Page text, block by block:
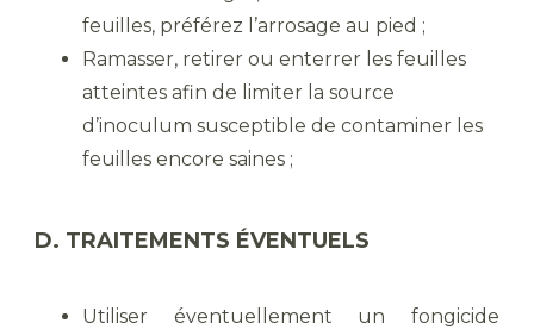
feuilles, préférez l’arrosage au pied ;
Ramasser, retirer ou enterrer les feuilles
atteintes afin de limiter la source
d’inoculum susceptible de contaminer les
feuilles encore saines ;
D. TRAITEMENTS ÉVENTUELS
Utiliser éventuellement un fongicide